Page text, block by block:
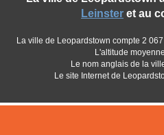
Leinster et au
La ville de Leopardstown compte 2
L'altitude
Le nom anglais de la
Le site Internet de